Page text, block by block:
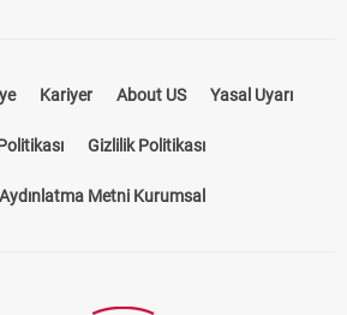
Kariyer About US Yasal Uyarı
Gizlilik Politikası
Metni Kurumsal